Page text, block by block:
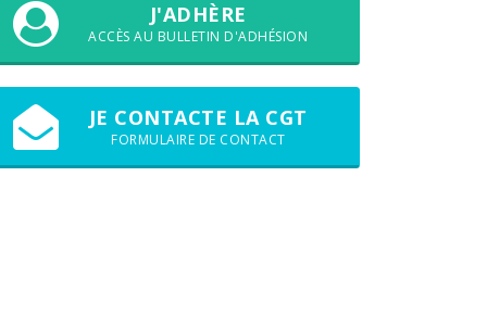
J'ADHÈRE
ACCÈS AU BULLETIN D'ADHÉSION
JE CONTACTE LA CGT
FORMULAIRE DE CONTACT